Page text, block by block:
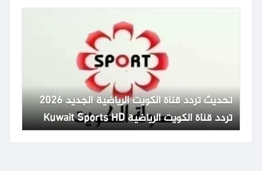
تحديث تردد قناة الكويت الرياضية الجديد 2026
تردد قناة الكويت الرياضية Kuwait Sports HD
65